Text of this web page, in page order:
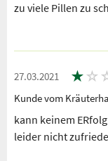
zu viele Pillen zu
27.03.2021 ★ ☆
Kunde vom
kann keinem
leider nicht